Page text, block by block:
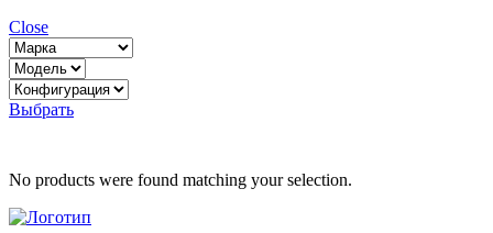
Close
Выбрать
No products were found matching your selection.